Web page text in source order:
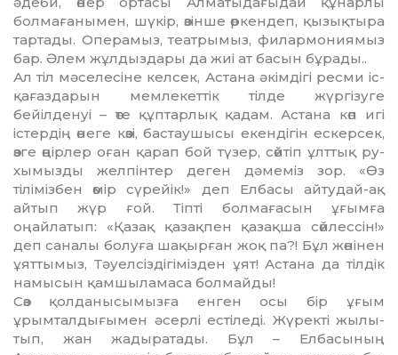
болмағанымен, шү­кір, өзінше өркендеп, қы­зық­тыра
тартады. Операмыз, теат­ры­мыз, филармониямыз
бар. Әлем жұлдыздары да жиі ат ба­сын бұрады..
Ал тіл мәселесіне келсек, Ас­та­на әкімдігі ресми іс-
қағаз­да­рын мемлекеттік тілде жүргізуге
бейілденуі – өте құптарлық қа­дам. Астана көп игі
істердің өне­ге көзі, бастаушысы екендігін ес­керсек,
өзге өңірлер оған қа­рап бой түзер, сөйтіп ұлттық ру­
хымызды желпінтер деген дә­меміз зор. «Өз
тілімізбен өмір сүрейік!» деп Елбасы айтудай-ақ
айтып жүр ғой. Тіпті болмағасын ұғымға
оңайлатып: «Қазақ қа­зақ­пен қазақша сөйлессін!»
деп саналы болуға шақырған жоқ па?! Бұл жөнінен
ұяттымыз, Тәуел­сіздігімізден ұят! Астана да тіл­дік
намысын қамшыламаса бол­майды!
Сөз қолданысымызға енген осы бір ұғым
ұрымталдығымен әсер­лі естіледі. Жүректі жылы­
тып, жан жадыратады. Бұл – Елбасының